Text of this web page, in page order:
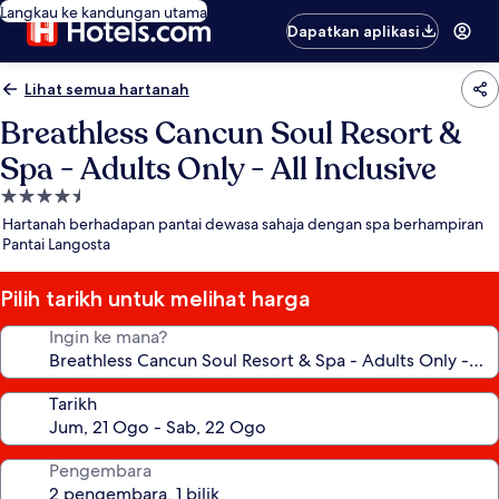
Langkau ke kandungan utama
Dapatkan aplikasi
Lihat semua hartanah
Breathless Cancun Soul Resort &
Spa - Adults Only - All Inclusive
Hartanah
4.5
bintang
Hartanah berhadapan pantai dewasa sahaja dengan spa berhampiran
Pantai Langosta
Pilih tarikh untuk melihat harga
Ingin ke mana?
Tarikh
Pengembara